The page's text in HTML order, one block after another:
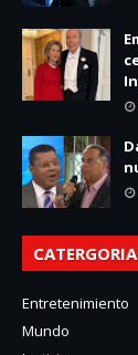
Entretenimiento
Mundo